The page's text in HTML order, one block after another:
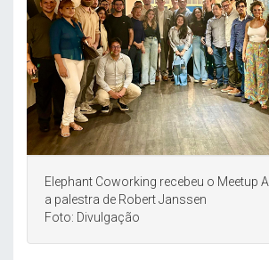
Elephant Coworking recebeu o Meetup
a palestra de Robert Janssen
Foto: Divulgação